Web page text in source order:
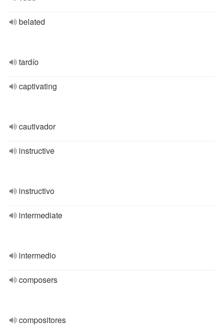
belated
tardío
captivating
cautivador
instructive
instructivo
intermediate
intermedio
composers
compositores